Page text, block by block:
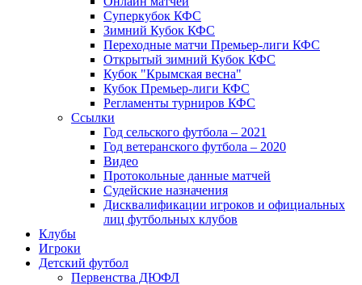
Суперкубок КФС
Зимний Кубок КФС
Переходные матчи Премьер-лиги КФС
Открытый зимний Кубок КФС
Кубок "Крымская весна"
Кубок Премьер-лиги КФС
Регламенты турниров КФС
Ссылки
Год сельского футбола – 2021
Год ветеранского футбола – 2020
Видео
Протокольные данные матчей
Судейские назначения
Дисквалификации игроков и официальных
лиц футбольных клубов
Клубы
Игроки
Детский футбол
Первенства ДЮФЛ